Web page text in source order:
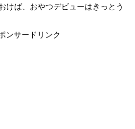
けば、おやつデビューはきっとう
ンサードリンク